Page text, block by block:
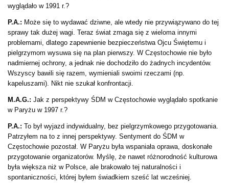
wyglądało w 1991 r.?
P.A.: Może się to wydawać dziwne, ale wtedy nie przywiązywano do tej
sprawy tak dużej wagi. Teraz świat zmaga się z wieloma innymi
problemami, dlatego zapewnienie bezpieczeństwa Ojcu Świętemu i
pielgrzymom wysuwa się na plan pierwszy. W Częstochowie nie było
nadmiernej ochrony, a jednak nie dochodziło do żadnych incydentów.
Wszyscy bawili się razem, wymieniali swoimi rzeczami (np.
kapeluszami). Nikt nie szukał konfrontacji.
M.A.G.: Jak z perspektywy ŚDM w Częstochowie wyglądało spotkanie
w Paryżu w 1997 r.?
P.A.: To był wyjazd indywidualny, bez pielgrzymkowego przygotowania.
Patrzyłem na to z innej perspektywy. Sentyment do ŚDM w
Częstochowie pozostał. W Paryżu była wspaniała oprawa, doskonałe
przygotowanie organizatorów. Myślę, że nawet różnorodność kulturowa
była większa niż w Polsce, ale brakowało tej naturalności i
spontaniczności, której byłem świadkiem sześć lat wcześniej.